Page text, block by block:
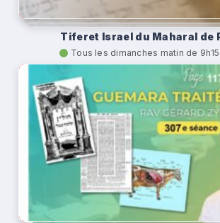
Tiferet Israel du Maharal de
Tous les dimanches matin de